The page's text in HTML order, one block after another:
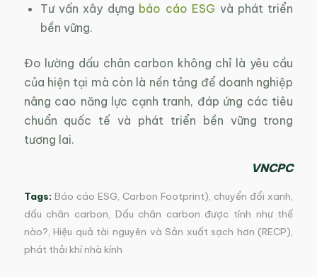
Tư vấn xây dựng báo cáo ESG và phát triển
bền vững.
Đo lường dấu chân carbon không chỉ là yêu cầu
của hiện tại mà còn là nền tảng để doanh nghiệp
nâng cao năng lực cạnh tranh, đáp ứng các tiêu
chuẩn quốc tế và phát triển bền vững trong
tương lai.
VNCPC
Tags: Báo cáo ESG, Carbon Footprint), chuyển đổi xanh,
dấu chân carbon, Dấu chân carbon được tính như thế
nào?,Hiệu quả tài nguyên và Sản xuất sạch hơn (RECP),
phát thải khí nhà kính